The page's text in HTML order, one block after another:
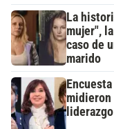
La
mujer",
caso de
marido